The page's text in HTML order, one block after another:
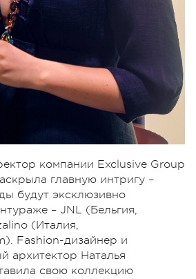
компании Exclusive Group
главную интригу –
будут эксклюзивно
– JNL (Бельгия,
(Италия,
Fashion-дизайнер и
архитектор Наталья
свою коллекцию